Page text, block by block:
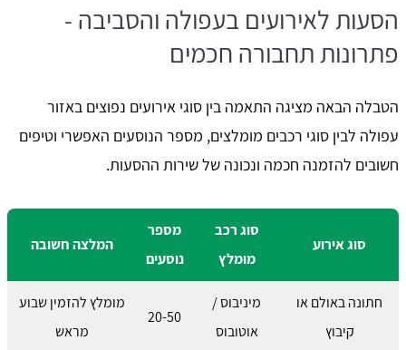
הסעות לאירועים בעפולה והסביבה -
פתרונות תחבורה חכמים
הטבלה הבאה מציגה התאמה בין סוגי אירועים נפוצים באזור
עפולה לבין סוגי רכבים מומלצים, מספר הנוסעים האפשרי וטיפים
חשובים להזמנה חכמה ונכונה של שירות ההסעות.
סוג אירוע
סוג רכב
מומלץ
מספר
נוסעים
המלצה חשובה
חתונה באולם או
קיבוץ
מיניבוס /
אוטובוס
20-50
מומלץ להזמין שבוע
מראש